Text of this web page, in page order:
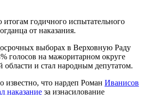
итогам годичного испытательного
от наказания.
выборах в Верховную Раду
голосов на мажоритарном округе
и стал народным депутатом.
известно, что нардеп Роман Иванисов
наказание за изнасилование